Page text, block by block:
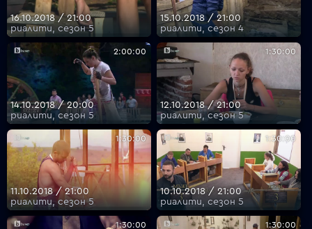
16.10.2018 / 21:00
риалити, сезон 5
15.10.2018 / 21:00
риалити, сезон 4
2:00:00
14.10.2018 / 20:00
риалити, сезон 5
1:30:00
12.10.2018 / 21:00
риалити, сезон 5
1:30:00
11.10.2018 / 21:00
риалити, сезон 5
1:30:00
10.10.2018 / 21:00
риалити, сезон 5
1:30:00 1:30:00